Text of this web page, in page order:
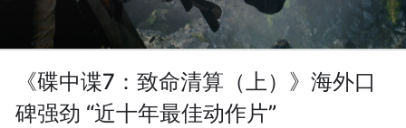
《碟中谍7：致命清算（上）》海外口
碑强劲 “近十年最佳动作片”